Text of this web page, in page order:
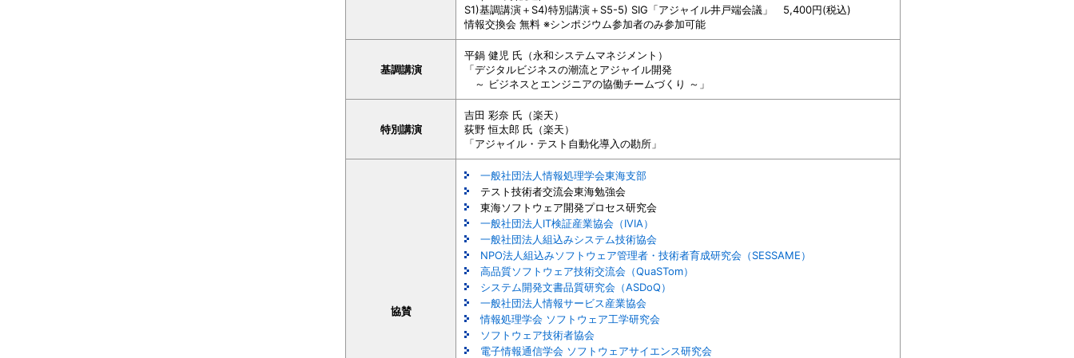
S1)基調講演＋S4)特別講演＋S5-5) SIG「アジャイル井戸端会議」 5,400円(税込)
情報交換会 無料 ※シンポジウム参加者のみ参加可能
基調講演
平鍋 健児 氏（永和システムマネジメント）
「デジタルビジネスの潮流とアジャイル開発
～ ビジネスとエンジニアの協働チームづくり ～」
特別講演
吉田 彩奈 氏（楽天）
荻野 恒太郎 氏（楽天）
「アジャイル・テスト自動化導入の勘所」
協賛
一般社団法人情報処理学会東海支部
テスト技術者交流会東海勉強会
東海ソフトウェア開発プロセス研究会
一般社団法人IT検証産業協会（IVIA）
一般社団法人組込みシステム技術協会
NPO法人組込みソフトウェア管理者・技術者育成研究会（SESSAME）
高品質ソフトウェア技術交流会（QuaSTom）
システム開発文書品質研究会（ASDoQ）
一般社団法人情報サービス産業協会
情報処理学会 ソフトウェア工学研究会
ソフトウェア技術者協会
電子情報通信学会 ソフトウェアサイエンス研究会